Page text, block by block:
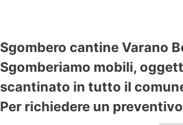
Sgombero cantine Varano
Sgomberiamo mobili,
scantinato in tutto il
Per richiedere un